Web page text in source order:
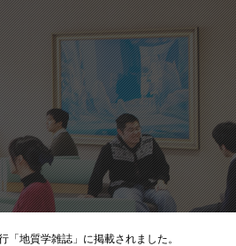
地質学雑誌」に掲載されました。